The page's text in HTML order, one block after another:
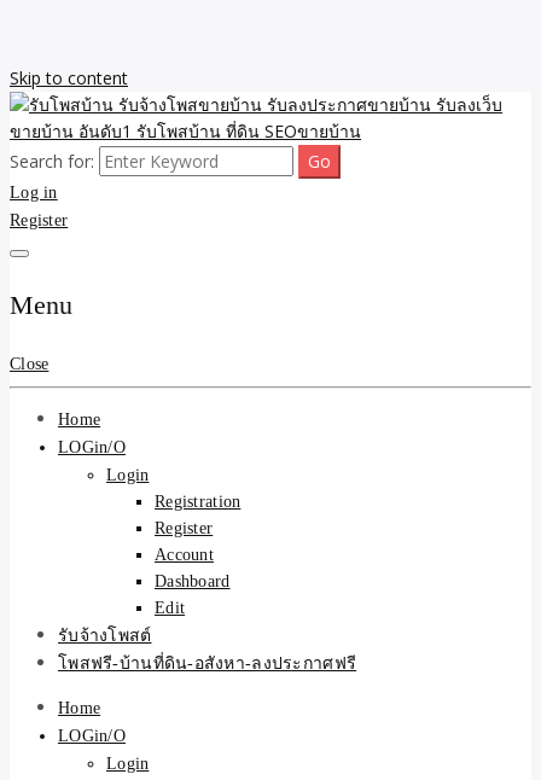
Skip to content
รับโพสบ้าน รับจ้างโพสขาย
บ้าน รับลงประกาศขายบ้าน
รับลงเว็บขายบ้าน อันดับ1
รับโพสบ้าน ที่ดิน SEOขาย
บ้าน
รับจ้างโพสขายบ้าน รับลงเว็บขายบ้าน รับโพสบ้าน รับลงประกาศขาย
บ้าน โพสบ้าน ขายที่ดิน SEO อสังหา ราคาถูก รับลงขายบ้าน
Search for:
Log in
Register
Menu
Close
Home
LOGin/O
Login
Registration
Register
Account
Dashboard
Edit
รับจ้างโพสต์
โพสฟรี-บ้านที่ดิน-อสังหา-ลงประกาศฟรี
Home
LOGin/O
Login